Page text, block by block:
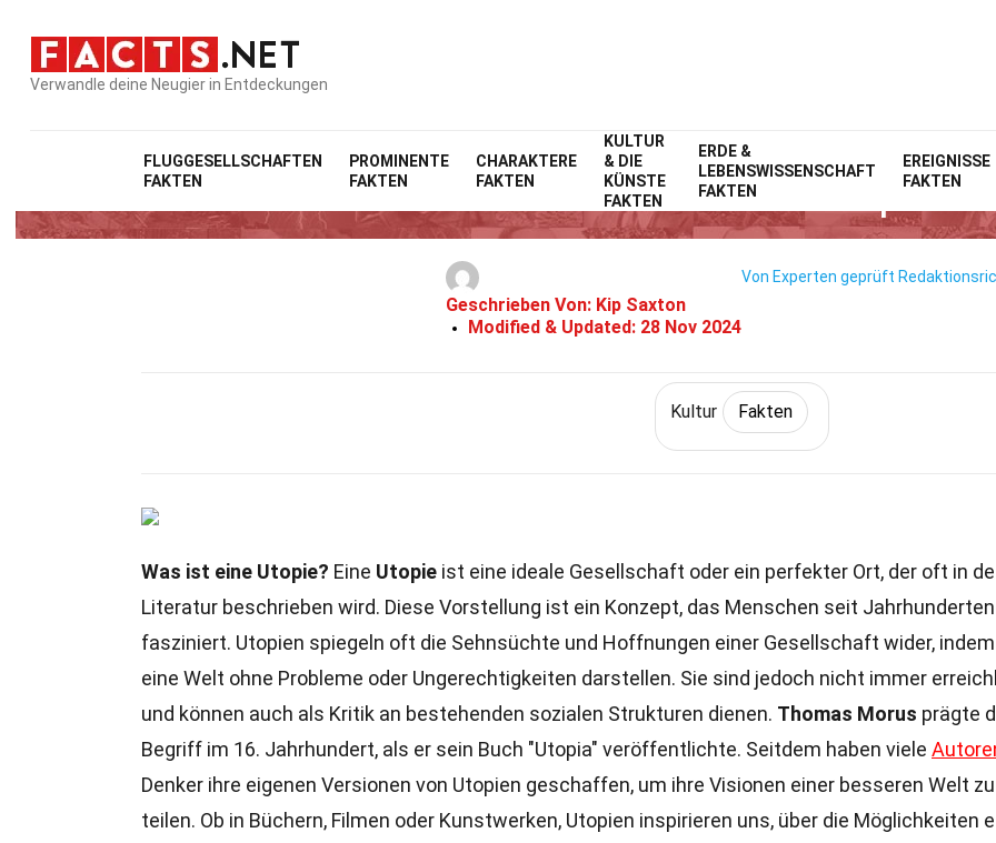
Verwandle deine Neugier in Entdeckungen
FLUGGESELLSCHAFTEN
FAKTEN
PROMINENTE
FAKTEN
CHARAKTERE
FAKTEN
KULTUR
& DIE
KÜNSTE
FAKTEN
ERDE &
LEBENSWISSENSCHAFT
FAKTEN
EREIGNISSE
FAKTEN
Home GeschichteFakten Fakten
36 Fakten Über Utopie
Geschrieben Von: Kip Saxton
Modified & Updated: 28 Nov 2024
Von Experten geprüft
Kultur Fakten
Was ist eine Utopie? Eine Utopie ist eine ideale Gesellschaft oder ein perfekter Ort, der oft in
Literatur beschrieben wird. Diese Vorstellung ist ein Konzept, das Menschen seit Jahrhunderten
fasziniert. Utopien spiegeln oft die Sehnsüchte und Hoffnungen einer Gesellschaft wider,
eine Welt ohne Probleme oder Ungerechtigkeiten darstellen. Sie sind jedoch nicht immer
und können auch als Kritik an bestehenden sozialen Strukturen dienen. Thomas Morus prägte
Begriff im 16. Jahrhundert, als er sein Buch "Utopia" veröffentlichte. Seitdem haben viele
Denker ihre eigenen Versionen von Utopien geschaffen, um ihre Visionen einer besseren Welt zu
teilen. Ob in Büchern, Filmen oder Kunstwerken, Utopien inspirieren uns, über die Möglichkeiten